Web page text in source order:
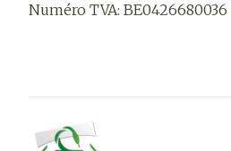
Numéro TVA: BE0426680036